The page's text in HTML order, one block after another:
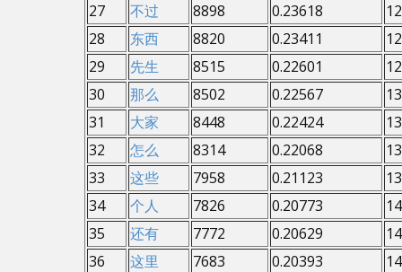
27
不过 8898 0.23618
28
东西 8820 0.23411
29
先生 8515 0.22601
30
那么 8502 0.22567
31
大家 8448 0.22424
32
怎么 8314 0.22068
33
这些 7958 0.21123
34
个人 7826 0.20773
35
还有 7772 0.20629
36
这里 7683 0.20393